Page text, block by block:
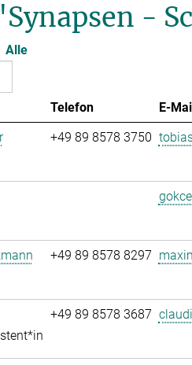
-
Alle
Telefon E-
+49 89 8578 3750
+49 89 8578 8297
+49 89 8578 3687